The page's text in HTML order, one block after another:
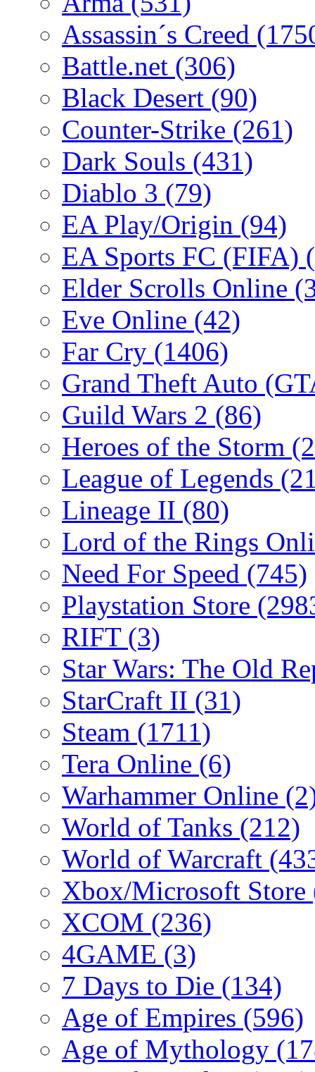
Assassin´s Creed
Battle.net (306)
Black Desert (90)
Counter-Strike (261)
Dark Souls (431)
Diablo 3 (79)
EA Play/Origin (94)
EA Sports FC (FIFA)
Elder Scrolls Online
Eve Online (42)
Far Cry (1406)
Grand Theft Auto
Guild Wars 2 (86)
Heroes of the Storm
League of Legends
Lineage II (80)
Lord of the Rings
Need For Speed (745)
Playstation Store
RIFT (3)
Star Wars: The Old
StarCraft II (31)
Steam (1711)
Tera Online (6)
Warhammer Online
World of Tanks (212)
World of Warcraft
Xbox/Microsoft Store
XCOM (236)
4GAME (3)
7 Days to Die (134)
Age of Empires (596)
Age of Mythology